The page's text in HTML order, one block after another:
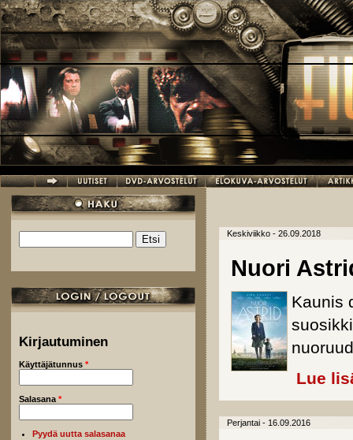
Hyppää pääsisältöön
Hakulomake
Kirjautuminen
Käyttäjätunnus *
Salasana *
Pyydä uutta salasanaa
Keskiviikko - 26.09.2018
Nuori
Kaunis
Lue
Perjantai - 16.09.2016